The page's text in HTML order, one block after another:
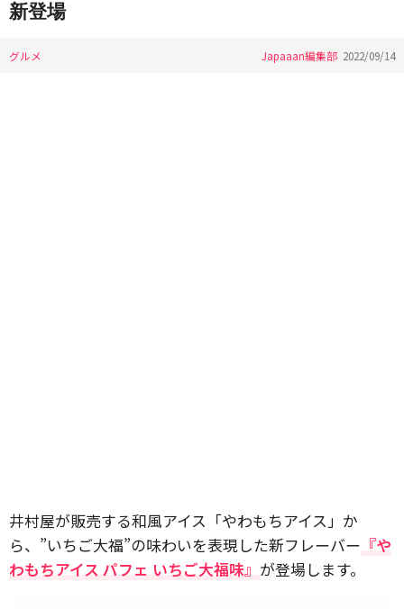
新登場
グルメ Japaaan編集部 2022/09/14
井村屋が販売する和風アイス「やわもちアイス」か
ら、”いちご大福”の味わいを表現した新フレーバー 『や
わもちアイス パフェ いちご大福味』 が登場します。